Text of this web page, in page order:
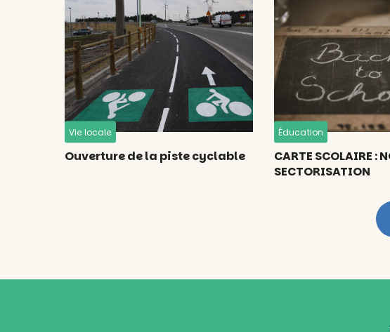
Vie locale
Ouverture de la piste cyclable
Éducation
CARTE SCOLAIRE :
SECTORISATION